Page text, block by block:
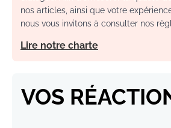
nos articles, ainsi que votre
nous vous invitons à consulter nos
Lire notre charte
VOS